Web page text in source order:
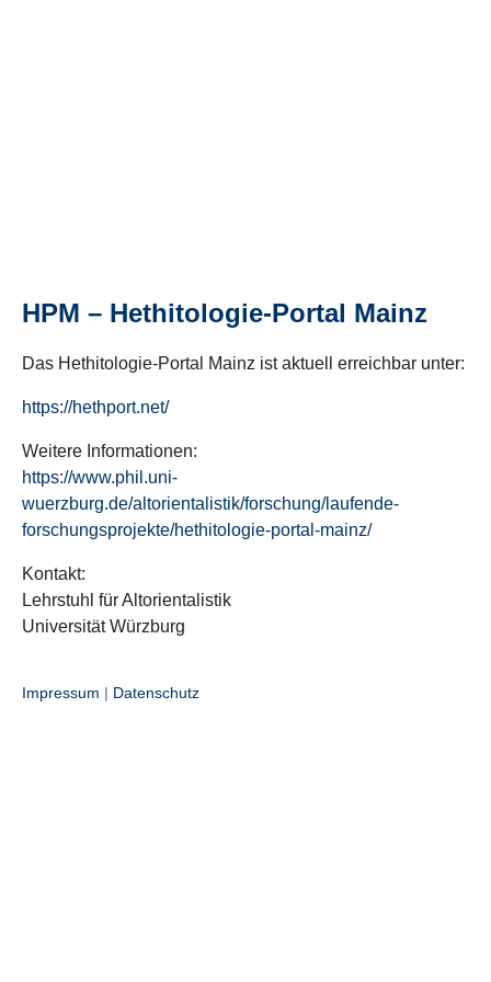
HPM – Hethitologie-Portal Mainz
Das Hethitologie-Portal Mainz ist aktuell erreichbar unter:
https://hethport.net/
Weitere Informationen:
https://www.phil.uni-
wuerzburg.de/altorientalistik/forschung/laufende-
forschungsprojekte/hethitologie-portal-mainz/
Kontakt:
Lehrstuhl für Altorientalistik
Universität Würzburg
Impressum | Datenschutz